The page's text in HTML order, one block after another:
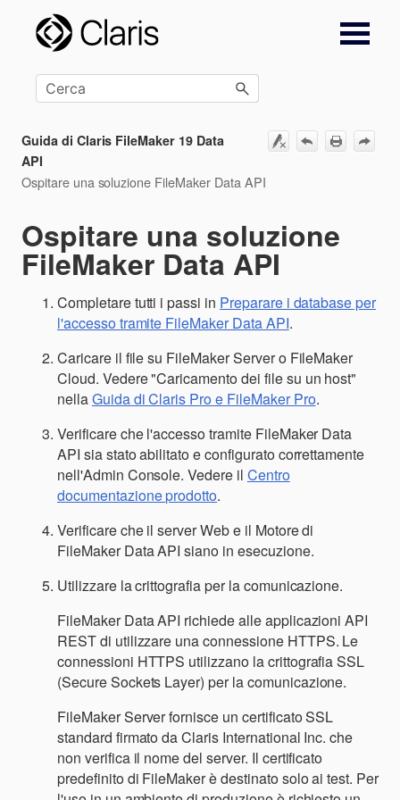
Salta al contenuto principale
Guida di Claris FileMaker 19 Data
API
Ospitare una soluzione FileMaker Data API
Ospitare una soluzione
FileMaker Data API
Completare tutti i passi in Preparare i database per
l'accesso tramite FileMaker Data API.
Caricare il file su FileMaker Server o FileMaker
Cloud. Vedere "Caricamento dei file su un host"
nellaGuida di Claris Pro e FileMaker Pro.
Verificare che l'accesso tramite FileMaker Data
API sia stato abilitato e configurato correttamente
nell'Admin Console. Vedere il Centro
documentazione prodotto.
Verificare che il server Web e il Motore di
FileMaker Data API siano in esecuzione.
Utilizzare la crittografia per la comunicazione.
FileMaker Data API richiede alle applicazioni API
REST di utilizzare una connessione HTTPS. Le
connessioni HTTPS utilizzano la crittografia SSL
(Secure Sockets Layer) per la comunicazione.
FileMaker Server fornisce un certificato SSL
standard firmato da Claris International Inc. che
non verifica il nome del server. Il certificato
predefinito di FileMaker è destinato solo ai test. Per